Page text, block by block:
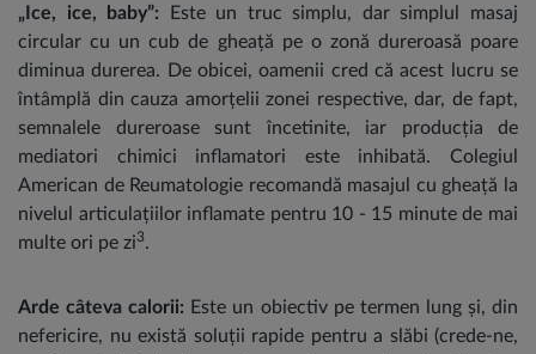
„Ice, ice, baby”: Este un truc simplu, dar simplul masaj
circular cu un cub de gheață pe o zonă dureroasă poare
diminua durerea. De obicei, oamenii cred că acest lucru se
întâmplă din cauza amorțelii zonei respective, dar, de fapt,
semnalele dureroase sunt încetinite, iar producția de
mediatori chimici inflamatori este inhibată. Colegiul
American de Reumatologie recomandă masajul cu gheață la
nivelul articulațiilor inflamate pentru 10 - 15 minute de mai
multe ori pe zi3.
Arde câteva calorii: Este un obiectiv pe termen lung și, din
nefericire, nu există soluții rapide pentru a slăbi (crede-ne,